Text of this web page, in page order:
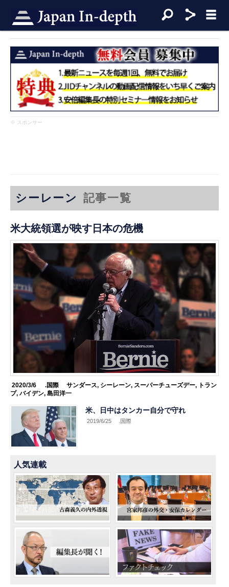
※ スポンサー
シーレーン 記事一覧
米大統領選が映す日本の危機
2020/3/6 .国際 サンダース, シーレーン, スーパーチューズデー, トラン
プ,バイデン,島田洋一
米、日中はタンカー自分で守れ
2019/6/25 .国際
人気連載